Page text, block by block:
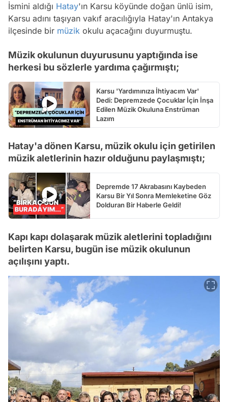
İsmini aldığı Hatay'ın Karsu köyünde doğan ünlü isim,
Karsu adını taşıyan vakıf aracılığıyla Hatay'ın Antakya
ilçesinde bir müzik okulu açacağını duyurmuştu.
Müzik okulunun duyurusunu yaptığında ise
herkesi bu sözlerle yardıma çağırmıştı;
Karsu 'Yardımınıza İhtiyacım Var'
Dedi: Depremzede Çocuklar İçin İnşa
Edilen Müzik Okuluna Enstrüman
Lazım
Hatay'a dönen Karsu, müzik okulu için getirilen
müzik aletlerinin hazır olduğunu paylaşmıştı;
Depremde 17 Akrabasını Kaybeden
Karsu Bir Yıl Sonra Memleketine Göz
Dolduran Bir Haberle Geldi!
Kapı kapı dolaşarak müzik aletlerini topladığını
belirten Karsu, bugün ise müzik okulunun
açılışını yaptı.